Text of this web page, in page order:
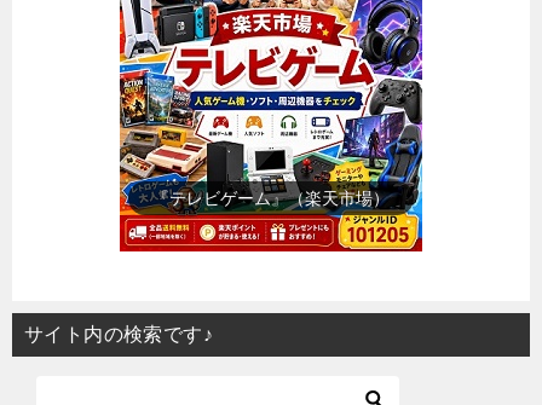
『日用品雑貨・文房具』（楽天市
場）
サイト内の検索です♪